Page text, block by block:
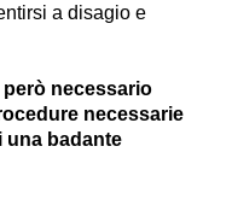
a disagio e
però necessario
necessarie
una badante